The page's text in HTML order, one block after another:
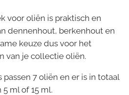
voor oliën is praktisch en
dennenhout, berkenhout en
keuze dus voor het
van je collectie oliën.
passen 7 oliën en er is in totaal
ml of 15 ml.